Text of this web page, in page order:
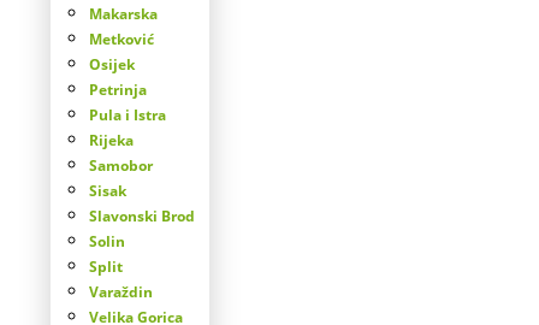
Makarska
Metković
Osijek
Petrinja
Pula i Istra
Rijeka
Samobor
Sisak
Slavonski Brod
Solin
Split
Varaždin
Velika Gorica